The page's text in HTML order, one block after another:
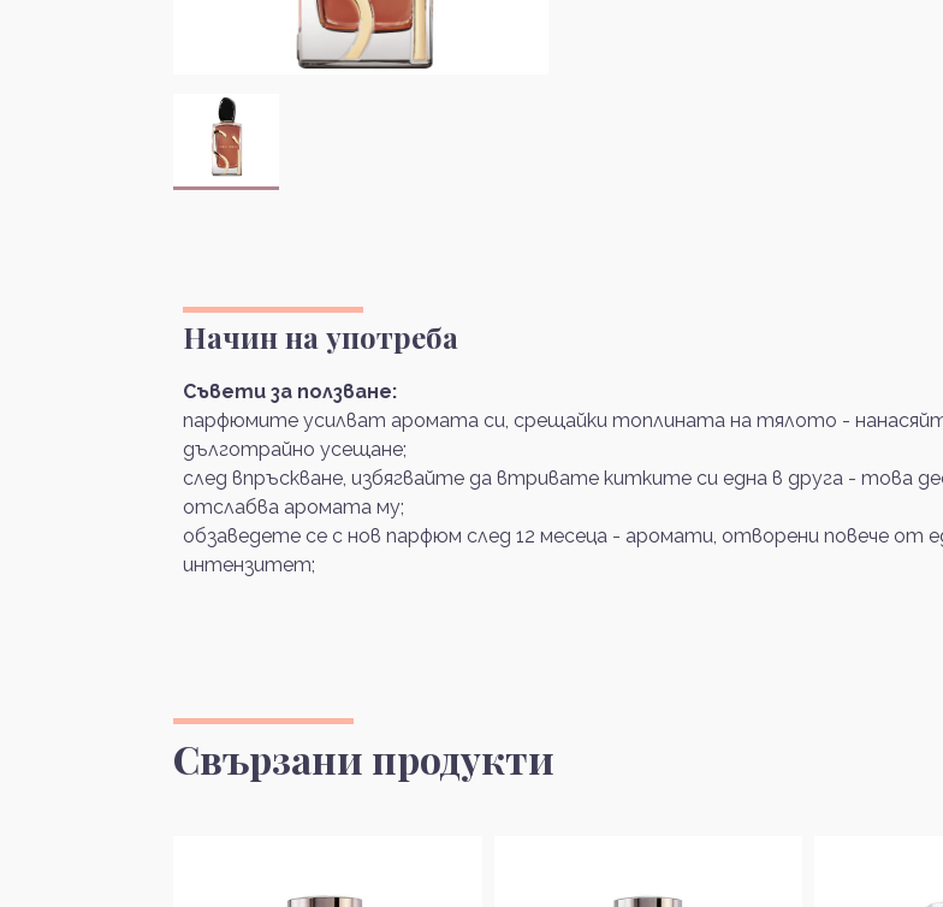
Начин на употреба
Съвети за ползване:
парфюмите усилват аромата си, срещайки топлината на тялото -
дълготрайно усещане;
след впръскване, избягвайте да втривате китките си една в друга - това
отслабва аромата му;
обзаведете се с нов парфюм след 12 месеца - аромати, отворени повече от
интензитет;
Свързани продукти